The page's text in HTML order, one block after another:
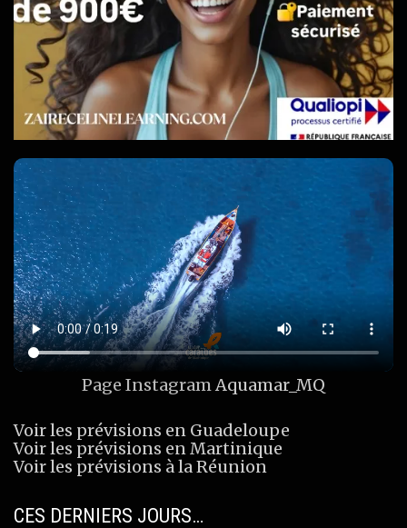
Page Instagram Aquamar_MQ
Voir les prévisions en Guadeloupe
Voir les prévisions en Martinique
Voir les prévisions à la Réunion
CES DERNIERS JOURS…